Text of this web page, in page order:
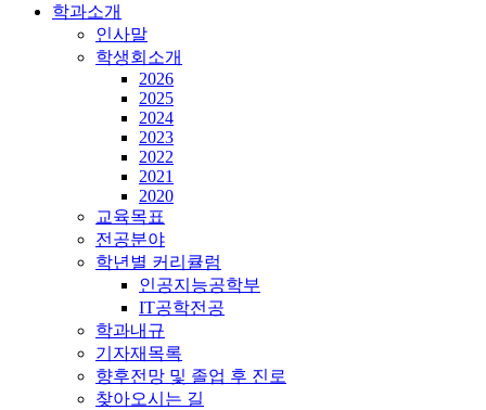
학과소개
인사말
학생회소개
2026
2025
2024
2023
2022
2021
2020
교육목표
전공분야
학년별 커리큘럼
인공지능공학부
IT공학전공
학과내규
기자재목록
향후전망 및 졸업 후 진로
찾아오시는 길